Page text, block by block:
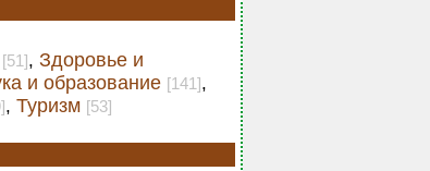
[51], Здоровье и
и образование [141],
, Туризм [53]